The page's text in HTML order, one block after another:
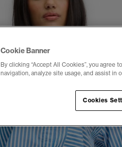
Cookie Banner
By clicking “Accept All Cookies”, you
navigation, analyze site usage, and assist in
Cookies